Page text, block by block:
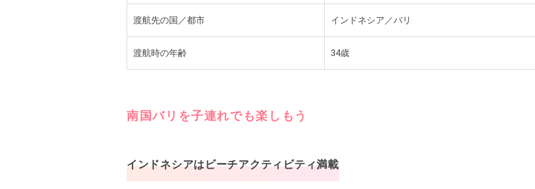
渡航先の国／都市 インドネシア／バリ
渡航時の年齢 34歳
南国バリを子連れでも楽しもう
インドネシアはビーチアクティビティ満載